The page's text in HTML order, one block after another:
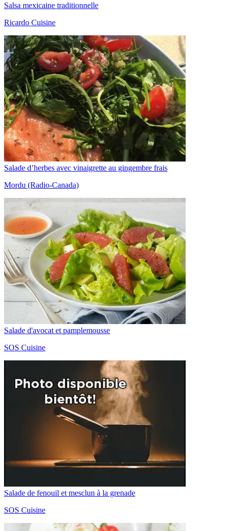
Salsa mexicaine traditionnelle
Ricardo Cuisine
Salade d’herbes avec vinaigrette au gingembre frais
Mordu (Radio-Canada)
Salade d'avocat et pamplemousse
SOS Cuisine
Salade de fenouil et mesclun à la grenade
SOS Cuisine